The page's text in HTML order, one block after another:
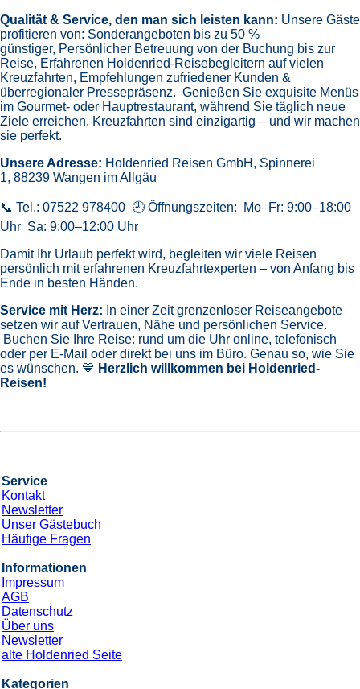
Qualität & Service, den man sich leisten kann: Unsere Gäste
profitieren von: Sonderangeboten bis zu 50 %
günstiger, Persönlicher Betreuung von der Buchung bis zur
Reise, Erfahrenen Holdenried-Reisebegleitern auf vielen
Kreuzfahrten, Empfehlungen zufriedener Kunden &
überregionaler Pressepräsenz. Genießen Sie exquisite Menüs
im Gourmet- oder Hauptrestaurant, während Sie täglich neue
Ziele erreichen. Kreuzfahrten sind einzigartig – und wir machen
sie perfekt.
Unsere Adresse: Holdenried Reisen GmbH, Spinnerei
1, 88239 Wangen im Allgäu
📞 Tel.: 07522 978400 🕘 Öffnungszeiten: Mo–Fr: 9:00–18:00
Uhr Sa: 9:00–12:00 Uhr
Damit Ihr Urlaub perfekt wird, begleiten wir viele Reisen
persönlich mit erfahrenen Kreuzfahrtexperten – von Anfang bis
Ende in besten Händen.
Service mit Herz: In einer Zeit grenzenloser Reiseangebote
setzen wir auf Vertrauen, Nähe und persönlichen Service.
Buchen Sie Ihre Reise: rund um die Uhr online, telefonisch
oder per E-Mail oder direkt bei uns im Büro. Genau so, wie Sie
es wünschen. 💙 Herzlich willkommen bei Holdenried-
Reisen!
Service
Kontakt
Newsletter
Unser Gästebuch
Häufige Fragen
Informationen
Impressum
AGB
Datenschutz
Über uns
Newsletter
alte Holdenried Seite
Kategorien